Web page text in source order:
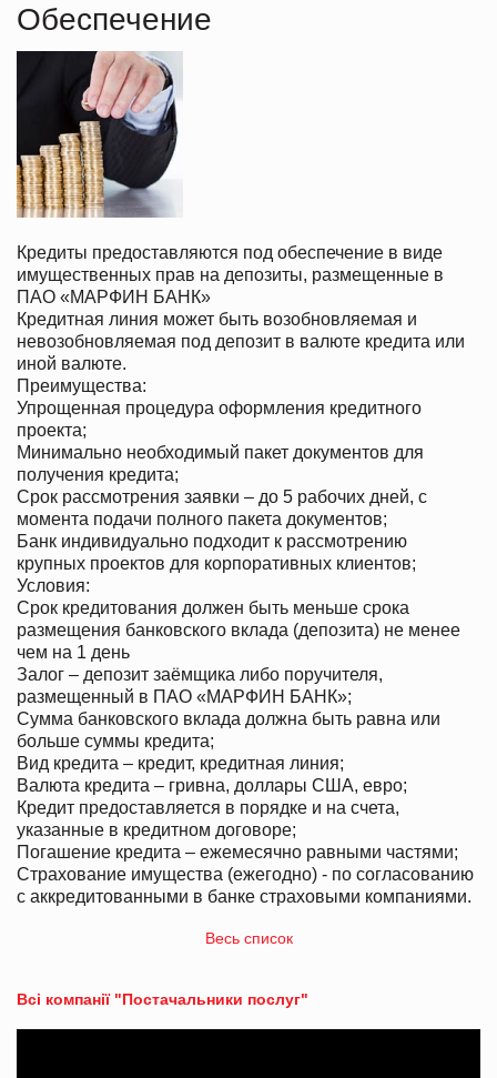
Обеспечение
Кредиты предоставляются под обеспечение в виде
имущественных прав на депозиты, размещенные в
ПАО «МАРФИН БАНК»
Кредитная линия может быть возобновляемая и
невозобновляемая под депозит в валюте кредита или
иной валюте.
Преимущества:
Упрощенная процедура оформления кредитного
проекта;
Минимально необходимый пакет документов для
получения кредита;
Срок рассмотрения заявки – до 5 рабочих дней, с
момента подачи полного пакета документов;
Банк индивидуально подходит к рассмотрению
крупных проектов для корпоративных клиентов;
Условия:
Срок кредитования должен быть меньше срока
размещения банковского вклада (депозита) не менее
чем на 1 день
Залог – депозит заёмщика либо поручителя,
размещенный в ПАО «МАРФИН БАНК»;
Сумма банковского вклада должна быть равна или
больше суммы кредита;
Вид кредита – кредит, кредитная линия;
Валюта кредита – гривна, доллары США, евро;
Кредит предоставляется в порядке и на счета,
указанные в кредитном договоре;
Погашение кредита – ежемесячно равными частями;
Страхование имущества (ежегодно) - по согласованию
с аккредитованными в банке страховыми компаниями.
Весь список
Всі компанії "Постачальники послуг"